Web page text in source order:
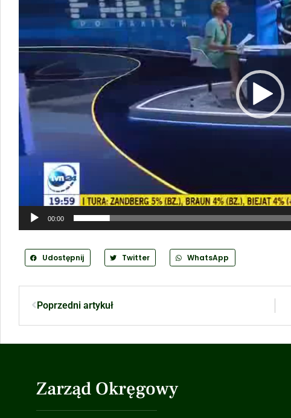
00:00
Udostępnij Twitter WhatsApp
Poprzedni artykuł
Zarząd Okręgowy